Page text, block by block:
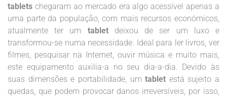
tablets chegaram ao mercado era algo acessível apenas a
uma parte da população, com mais recursos económicos,
atualmente ter um tabletdeixou de ser um luxo e
transformou-se numa necessidade. Ideal para ler livros, ver
filmes, pesquisar na Internet, ouvir música e muito mais,
este equipamento auxilia-a no seu dia-a-dia. Devido às
suas dimensões e portabilidade, umtablet está sujeito a
quedas, que podem provocar danos irreversíveis, por isso,